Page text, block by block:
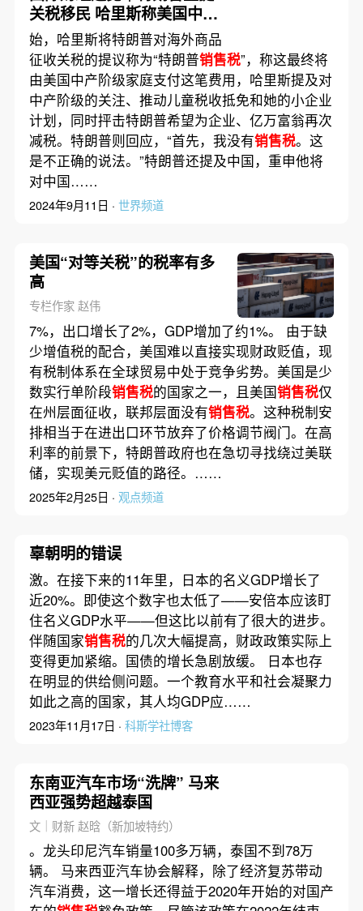
关税移民 哈里斯称美国中产
将为此买单
始，哈里斯将特朗普对海外商品
征收关税的提议称为“特朗普销售税”，称这最终将
由美国中产阶级家庭支付这笔费用，哈里斯提及对
中产阶级的关注、推动儿童税收抵免和她的小企业
计划，同时抨击特朗普希望为企业、亿万富翁再次
减税。特朗普则回应，“首先，我没有销售税。这
是不正确的说法。”特朗普还提及中国，重申他将
对中国……
2024年9月11日 · 世界频道
美国“对等关税”的税率有多
高
专栏作家 赵伟
7%，出口增长了2%，GDP增加了约1%。 由于缺
少增值税的配合，美国难以直接实现财政贬值，现
有税制体系在全球贸易中处于竞争劣势。美国是少
数实行单阶段销售税的国家之一，且美国销售税仅
在州层面征收，联邦层面没有销售税。这种税制安
排相当于在进出口环节放弃了价格调节阀门。在高
利率的前景下，特朗普政府也在急切寻找绕过美联
储，实现美元贬值的路径。……
2025年2月25日 · 观点频道
辜朝明的错误
激。在接下来的11年里，日本的名义GDP增长了
近20%。即使这个数字也太低了——安倍本应该盯
住名义GDP水平——但这比以前有了很大的进步。
伴随国家销售税的几次大幅提高，财政政策实际上
变得更加紧缩。国债的增长急剧放缓。 日本也存
在明显的供给侧问题。一个教育水平和社会凝聚力
如此之高的国家，其人均GDP应……
2023年11月17日 · 科斯学社博客
东南亚汽车市场“洗牌” 马来
西亚强势超越泰国
文｜财新 赵晗（新加坡特约）
。龙头印尼汽车销量100多万辆，泰国不到78万
辆。 马来西亚汽车协会解释，除了经济复苏带动
汽车消费，这一增长还得益于2020年开始的对国产